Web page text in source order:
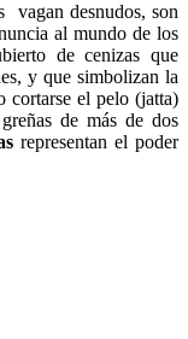
vagan desnudos, son
al mundo de los
de cenizas que
y que simbolizan la
el pelo (jatta)
de más de dos
representan el poder